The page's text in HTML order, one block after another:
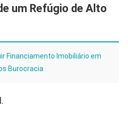
um Refúgio de Alto
Financiamento Imobiliário em
Burocracia